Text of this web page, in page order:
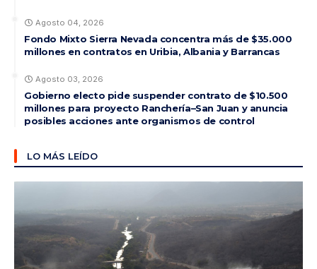
Agosto 04, 2026
Fondo Mixto Sierra Nevada concentra más de $35.000
millones en contratos en Uribia, Albania y Barrancas
Agosto 03, 2026
Gobierno electo pide suspender contrato de $10.500
millones para proyecto Ranchería–San Juan y anuncia
posibles acciones ante organismos de control
LO MÁS LEÍDO